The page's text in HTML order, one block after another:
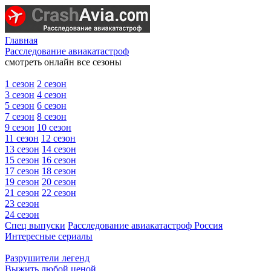
Главная
Расследование авиакатастроф
смотреть онлайн все сезоны
1 сезон 2 сезон
3 сезон 4 сезон
5 сезон 6 сезон
7 сезон 8 сезон
9 сезон 10 сезон
11 сезон 12 сезон
13 сезон 14 сезон
15 сезон 16 сезон
17 сезон 18 сезон
19 сезон 20 сезон
21 сезон 22 сезон
23 сезон
24 сезон
Спец выпуски Расследование авиакатастроф Россия
Интересные сериалы
Разрушители легенд
Выжить любой ценой